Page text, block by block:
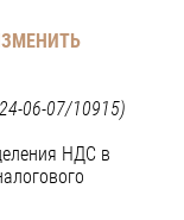
06-07/10915)
НДС в